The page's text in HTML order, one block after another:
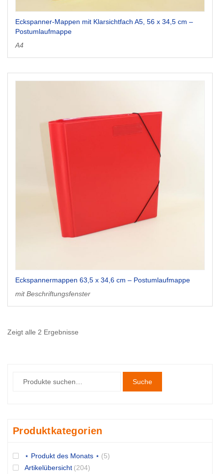
Eckspanner-Mappen mit Klarsichtfach A5, 56 x 34,5 cm –
Postumlaufmappe
A4
Eckspannermappen 63,5 x 34,6 cm – Postumlaufmappe
mit Beschriftungsfenster
Zeigt alle 2 Ergebnisse
Suche
Produktkategorien
⋆ Produkt des Monats ⋆ (5)
Artikelübersicht (204)